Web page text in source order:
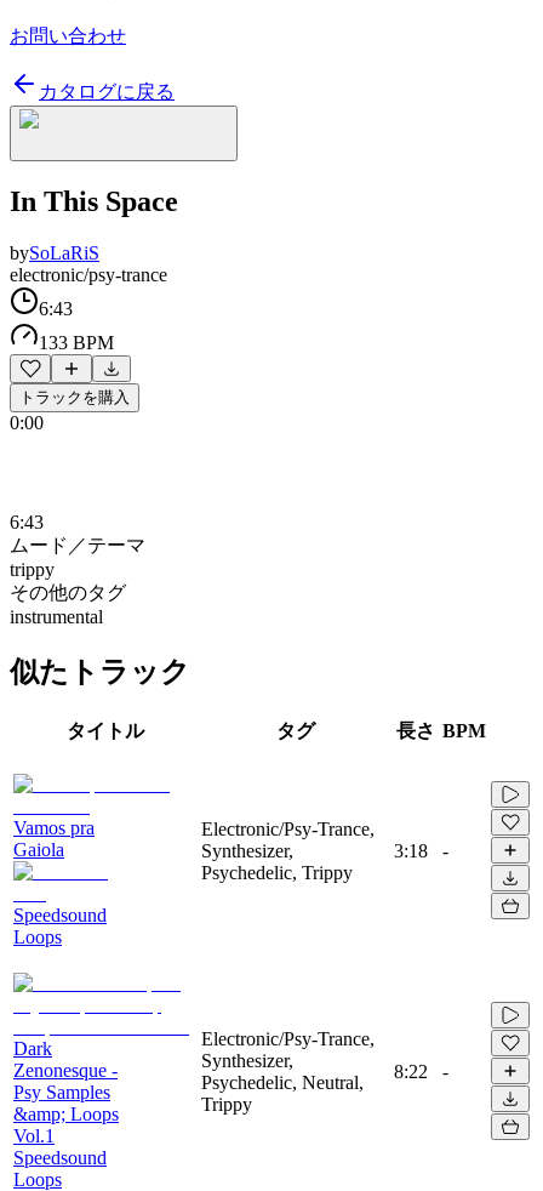
お問い合わせ
カタログに戻る
In This Space
bySoLaRiS
electronic/psy-trance
6:43
133 BPM
トラックを購入
0:00
6:43
ムード／テーマ
trippy
その他のタグ
instrumental
似たトラック
タイトル タグ 長さ BPM
Vamos pra
Gaiola
Speedsound
Loops
Electronic/Psy-Trance,
Synthesizer,
Psychedelic, Trippy
3:18 -
Dark
Zenonesque -
Psy Samples
&amp; Loops
Vol.1
Speedsound
Loops
Electronic/Psy-Trance,
Synthesizer,
Psychedelic, Neutral,
Trippy
8:22 -